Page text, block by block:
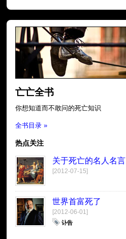
亡亡全书
你想知道而不敢问的死亡知识
全书目录 »
热点关注
关于死亡的名人名言
[2012-07-15]
世界首富死了
[2012-06-01]
讣告